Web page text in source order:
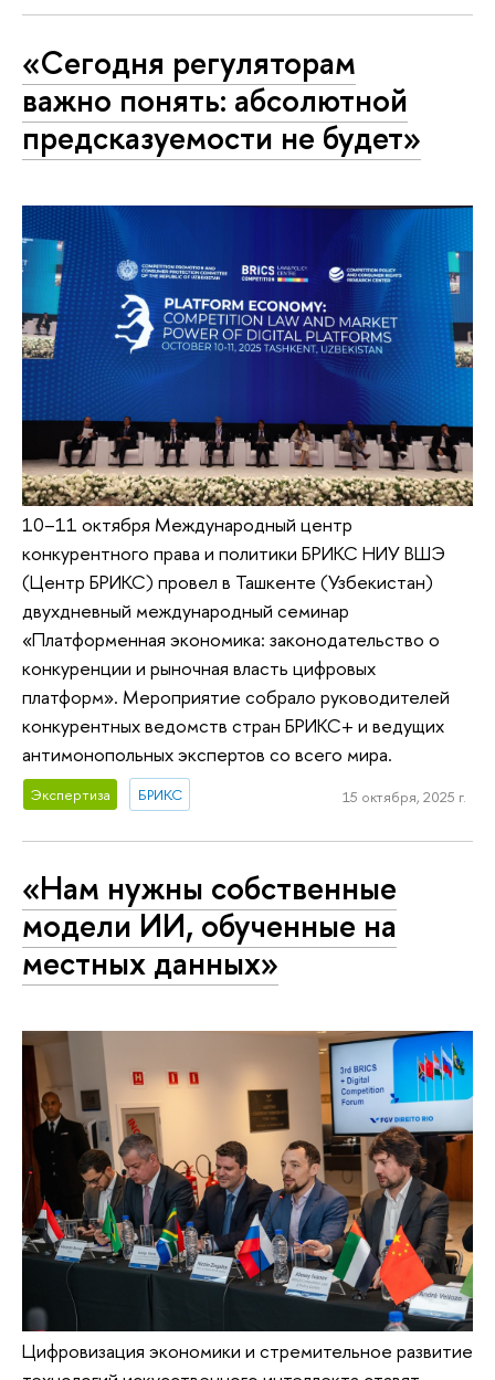
«Сегодня регуляторам
важно понять: абсолютной
предсказуемости не будет»
10–11 октября Международный центр
конкурентного права и политики БРИКС НИУ ВШЭ
(Центр БРИКС) провел в Ташкенте (Узбекистан)
двухдневный международный семинар
«Платформенная экономика: законодательство о
конкуренции и рыночная власть цифровых
платформ». Мероприятие собрало руководителей
конкурентных ведомств стран БРИКС+ и ведущих
антимонопольных экспертов со всего мира.
Экспертиза БРИКС 15 октября, 2025 г.
«Нам нужны собственные
модели ИИ, обученные на
местных данных»
Цифровизация экономики и стремительное развитие